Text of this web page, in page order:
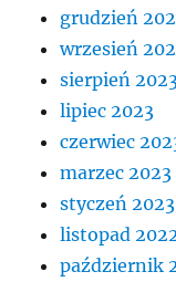
grudzień
wrzesień
sierpień
lipiec 2023
czerwiec
marzec 2023
styczeń 2023
listopad
październik